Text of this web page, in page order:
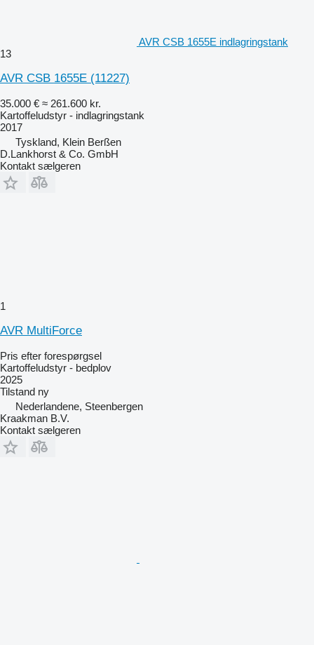
AVR CSB 1655E indlagringstank
13
AVR CSB 1655E (11227)
35.000 € ≈ 261.600 kr.
Kartoffeludstyr - indlagringstank
2017
Tyskland, Klein Berßen
D.Lankhorst & Co. GmbH
Kontakt sælgeren
1
AVR MultiForce
Pris efter forespørgsel
Kartoffeludstyr - bedplov
2025
Tilstand ny
Nederlandene, Steenbergen
Kraakman B.V.
Kontakt sælgeren